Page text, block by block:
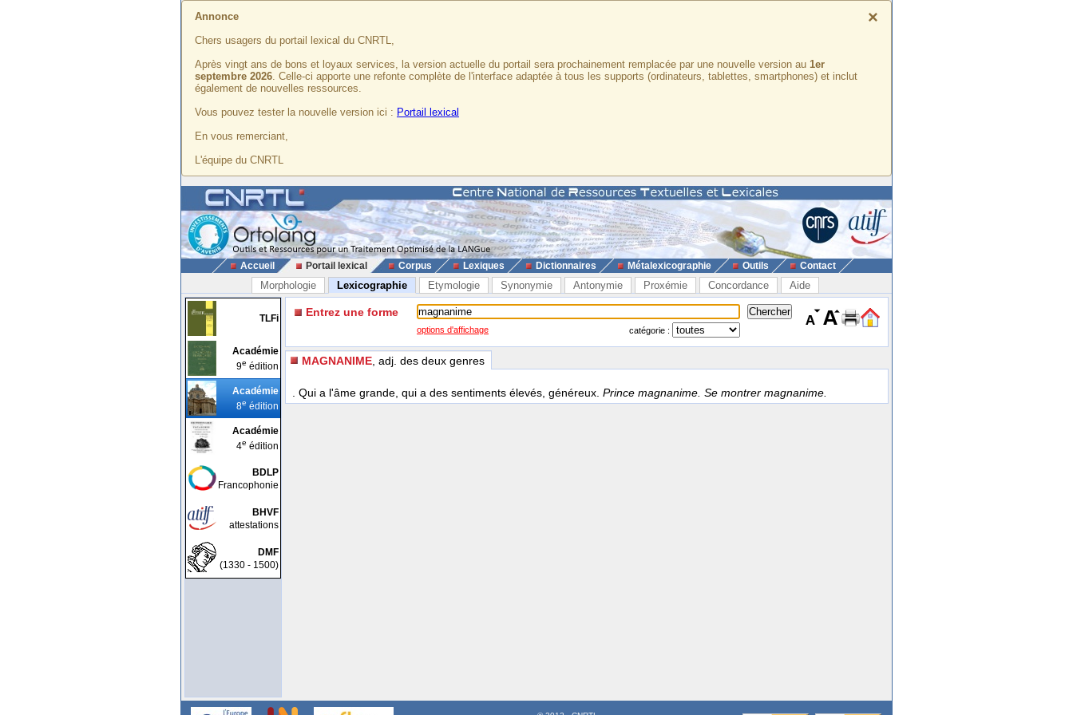
×
Annonce
Chers usagers du portail lexical du CNRTL,
Après vingt ans de bons et loyaux services, la version actuelle du portail sera prochainement remplacée par une nouvelle version au 1er
septembre 2026. Celle-ci apporte une refonte complète de l'interface adaptée à tous les supports (ordinateurs, tablettes, smartphones) et inclut
également de nouvelles ressources.
Vous pouvez tester la nouvelle version ici : Portail lexical
En vous remerciant,
L'équipe du CNRTL
Accueil Portail lexical Corpus Lexiques Dictionnaires Métalexicographie Outils Contact
Morphologie Lexicographie Etymologie Synonymie Antonymie Proxémie Concordance Aide
TLFi
Académie
9e édition
Académie
8e édition
Académie
4e édition
BDLP
Francophonie
BHVF
attestations
DMF
(1330 - 1500)
Entrez une forme
options d'affichage catégorie :
MAGNANIME , adj. des deux genres
. Qui a l'âme grande, qui a des sentiments élevés, généreux. Prince magnanime. Se montrer magnanime.